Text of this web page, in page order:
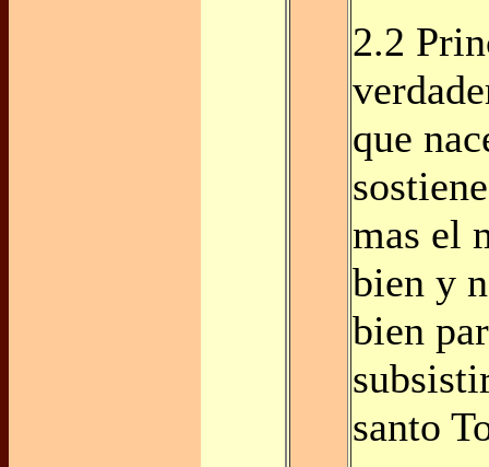
2.2
que
mas el
bien y
bien
santo